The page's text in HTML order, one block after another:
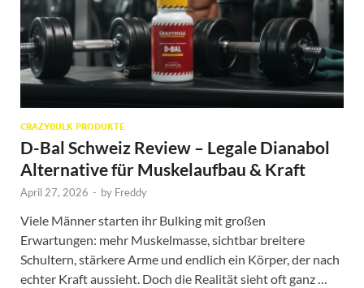
CRAZYBULK PRODUKTE
D-Bal Schweiz Review – Legale Dianabol
Alternative für Muskelaufbau & Kraft
April 27, 2026 - by Freddy
Viele Männer starten ihr Bulking mit großen
Erwartungen: mehr Muskelmasse, sichtbar breitere
Schultern, stärkere Arme und endlich ein Körper, der nach
echter Kraft aussieht. Doch die Realität sieht oft ganz …